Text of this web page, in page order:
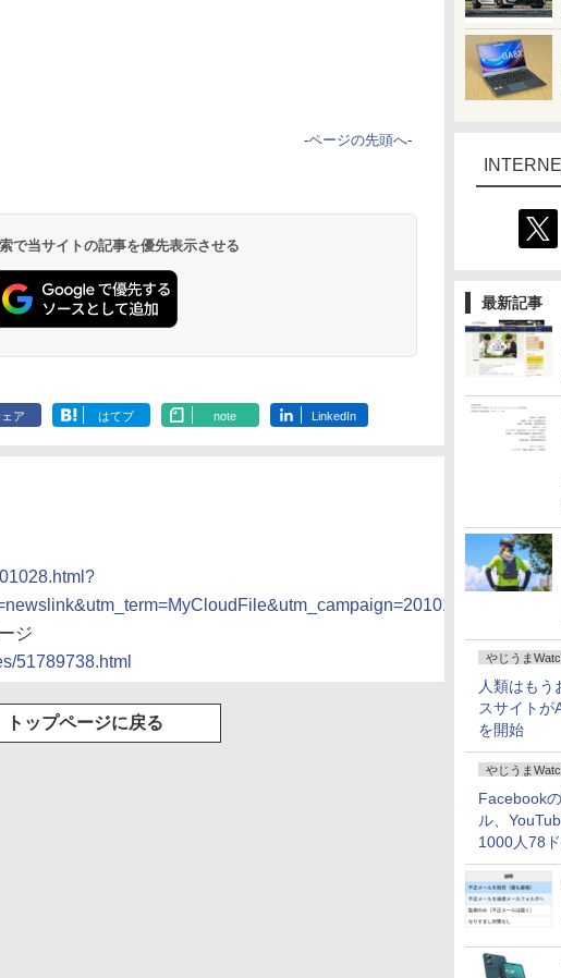
最新記事
やじうま
人類はもう
スサイトが
を開始
やじうま
Facebook
ル、
1000人78
価格リスト
-ページの先頭へ-
で当サイトの記事を優先表示させる
ア はてブ note LinkedIn
ジ
51789738.html
トップページに戻る